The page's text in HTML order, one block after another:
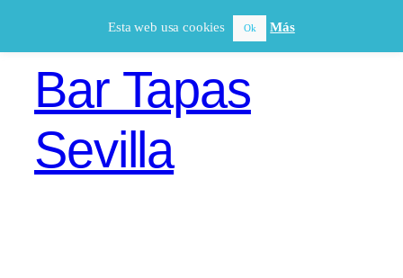
Bar Tapas
Sevilla
Esta web usa cookies Ok Más